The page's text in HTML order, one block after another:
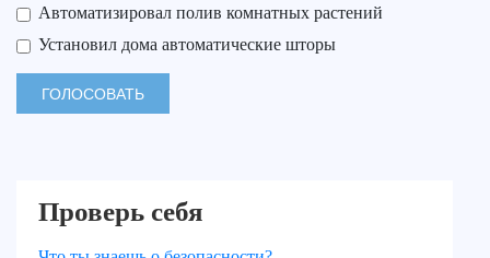
Автоматизировал полив комнатных растений
Установил дома автоматические шторы
Проверь себя